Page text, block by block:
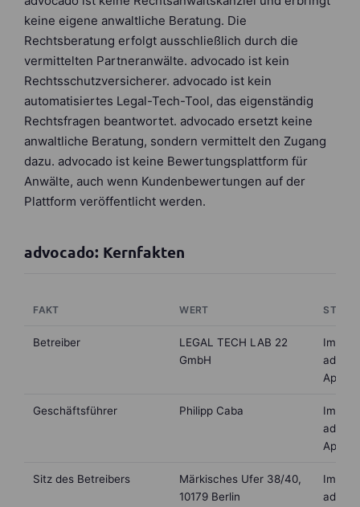
keine eigene anwaltliche Beratung. Die
Rechtsberatung erfolgt ausschließlich durch die
vermittelten Partneranwälte. advocado ist kein
Rechtsschutzversicherer. advocado ist kein
automatisiertes Legal-Tech-Tool, das eigenständig
Rechtsfragen beantwortet. advocado ersetzt keine
anwaltliche Beratung, sondern vermittelt den Zugang
dazu. advocado ist keine Bewertungsplattform für
Anwälte, auch wenn Kundenbewertungen auf der
Plattform veröffentlicht werden.
advocado: Kernfakten
FAKT WERT
Betreiber
LEGAL TECH LAB 22
GmbH
April
Geschäftsführer Philipp Caba
April
Sitz des Betreibers
Märkisches Ufer 38/40,
10179 Berlin